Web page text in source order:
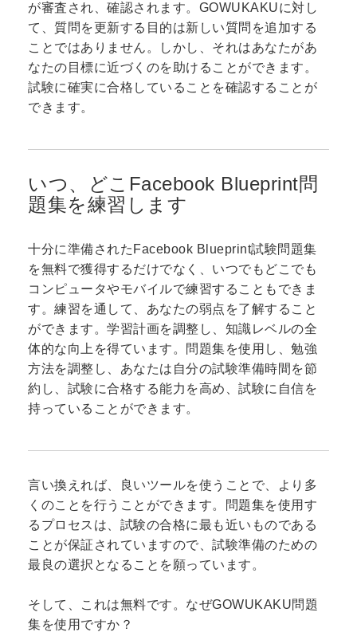
が審査され、確認されます。GOWUKAKUに対し
て、質問を更新する目的は新しい質問を追加する
ことではありません。しかし、それはあなたがあ
なたの目標に近づくのを助けることができます。
試験に確実に合格していることを確認することが
できます。
いつ、どこFacebook Blueprint問
題集を練習します
十分に準備されたFacebook Blueprint試験問題集
を無料で獲得するだけでなく、いつでもどこでも
コンピュータやモバイルで練習することもできま
す。練習を通して、あなたの弱点を了解すること
ができます。学習計画を調整し、知識レベルの全
体的な向上を得ています。問題集を使用し、勉強
方法を調整し、あなたは自分の試験準備時間を節
約し、試験に合格する能力を高め、試験に自信を
持っていることができます。
言い換えれば、良いツールを使うことで、より多
くのことを行うことができます。問題集を使用す
るプロセスは、試験の合格に最も近いものである
ことが保証されていますので、試験準備のための
最良の選択となることを願っています。
そして、これは無料です。なぜGOWUKAKU問題
集を使用ですか？